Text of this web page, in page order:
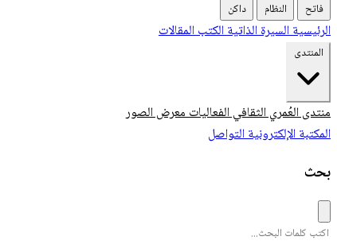
فاتح النظام داكن
الرئيسيةالسيرة الذاتيةالكتبالمقالات
المنتدى
منتدى العُمري الثقافيالفعالياتمعرض الصور
المكتبة الإلكترونيةالتواصل
بحث